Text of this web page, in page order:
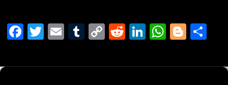
F
c
T
itt
E
ai
T
m
C
p
R
d
Li
k
W
at
Bl
g ar